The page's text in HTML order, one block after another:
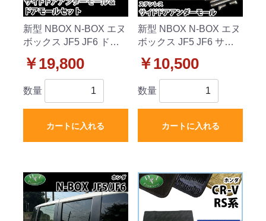
新型 NBOX N-BOX エヌ
ボックス JF5 JF6 ドア
ダーモール セット ステ
ンレス シルバー
￥19,800
数量
カートに入れる
新型 NBOX N-BOX エヌ
ボックス JF5 JF6 サイ
ステンレス シルバー
￥10,500
数量
カートに入れる